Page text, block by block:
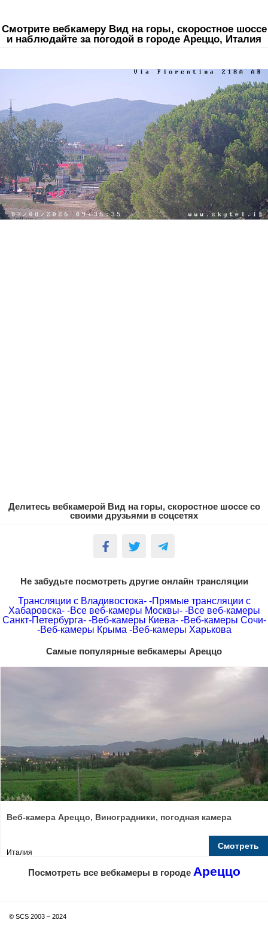
Смотрите вебкамеру Вид на горы, скоростное шоссе
и наблюдайте за погодой в городе Ареццо, Италия
Делитесь вебкамерой Вид на горы, скоростное шоссе со
своими друзьями в соцсетях
Не забудьте посмотреть другие онлайн трансляции
Трансляции с Владивостока- -Прямые трансляции с
Хабаровска- -Все веб-камеры Москвы- -Все веб-камеры
Санкт-Петербурга- -Веб-камеры Киева- -Веб-камеры Сочи-
-Веб-камеры Крыма -Веб-камеры Харькова
Самые популярные вебкамеры Ареццо
Веб-камера Ареццо, Виноградники, погодная камера
Италия
Смотреть
Посмотреть все вебкамеры в городе Ареццо
© SCS 2003 – 2024